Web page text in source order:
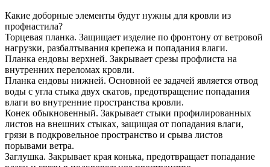
Какие доборные элементы будут нужны для кровли из
профнастила?
Торцевая планка. Защищает изделие по фронтону от ветровой
нагрузки, разбалтывания крепежа и попадания влаги.
Планка ендовы верхней. Закрывает срезы профлиста на
внутренних переломах кровли.
Планка ендовы нижней. Основной ее задачей является отвод
воды с угла стыка двух скатов, предотвращение попадания
влаги во внутренние пространства кровли.
Конек обыкновенный. Закрывает стыки профилированных
листов на внешних стыках, защищая от попадания влаги,
грязи в подкровельное пространство и срыва листов
порывами ветра.
Заглушка. Закрывает края конька, предотвращает попадание